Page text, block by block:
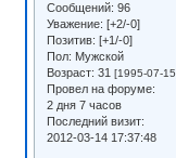
Сообщений: 96
Уважение: [+2/-0]
Позитив: [+1/-0]
Пол: Мужской
Возраст: 31[1995-07-
Провел на форуме:
2 дня 7 часов
Последний визит:
2012-03-14 17:37:48